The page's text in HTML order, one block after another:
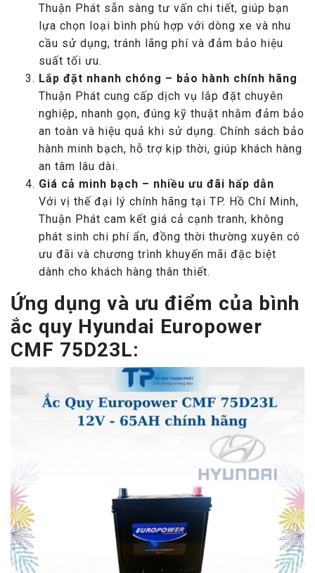
Thuận Phát sẵn sàng tư vấn chi tiết, giúp bạn
lựa chọn loại bình phù hợp với dòng xe và nhu
cầu sử dụng, tránh lãng phí và đảm bảo hiệu
suất tối ưu.
Lắp đặt nhanh chóng – bảo hành chính hãng
Thuận Phát cung cấp dịch vụ lắp đặt chuyên
nghiệp, nhanh gọn, đúng kỹ thuật nhằm đảm bảo
an toàn và hiệu quả khi sử dụng. Chính sách bảo
hành minh bạch, hỗ trợ kịp thời, giúp khách hàng
an tâm lâu dài.
Giá cả minh bạch – nhiều ưu đãi hấp dẫn
Với vị thế đại lý chính hãng tại TP. Hồ Chí Minh,
Thuận Phát cam kết giá cả cạnh tranh, không
phát sinh chi phí ẩn, đồng thời thường xuyên có
ưu đãi và chương trình khuyến mãi đặc biệt
dành cho khách hàng thân thiết.
Ứng dụng và ưu điểm của bình
ắc quy Hyundai Europower
CMF 75D23L: